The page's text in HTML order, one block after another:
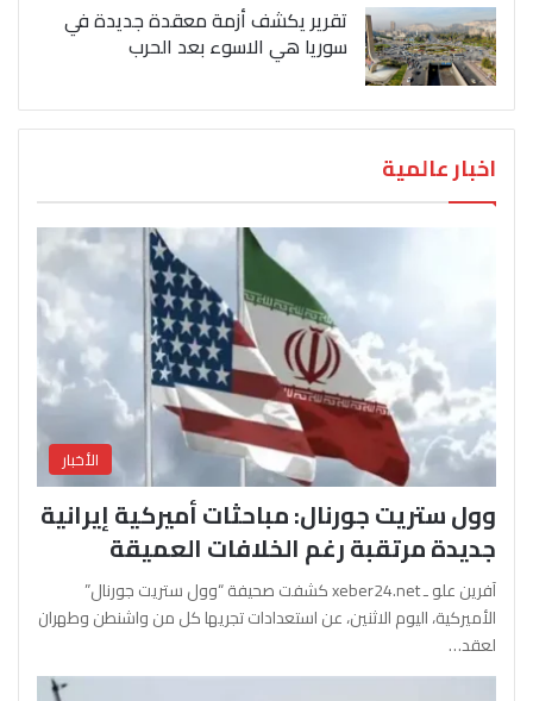
تقرير يكشف أزمة معقدة جديدة في
سوريا هي الاسوء بعد الحرب
اخبار عالمية
الأخبار
وول ستريت جورنال: مباحثات أميركية إيرانية
جديدة مرتقبة رغم الخلافات العميقة
آفرين علو ـ xeber24.net كشفت صحيفة “وول ستريت جورنال”
الأميركية، اليوم الاثنين، عن استعدادات تجريها كل من واشنطن وطهران
لعقد…